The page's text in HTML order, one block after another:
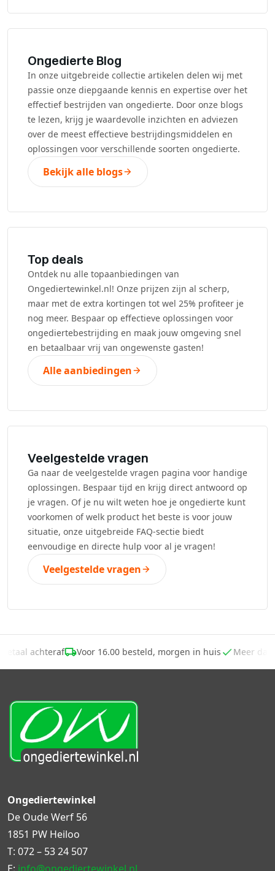
Ongedierte Blog
In onze uitgebreide collectie artikelen delen wij met
passie onze diepgaande kennis en expertise over het
effectief bestrijden van ongedierte. Door onze blogs
te lezen, krijg je waardevolle inzichten en adviezen
over de meest effectieve bestrijdingsmiddelen en
oplossingen voor verschillende soorten ongedierte.
Bekijk alle blogs
Top deals
Ontdek nu alle topaanbiedingen van
Ongediertewinkel.nl! Onze prijzen zijn al scherp,
maar met de extra kortingen tot wel 25% profiteer je
nog meer. Bespaar op effectieve oplossingen voor
ongediertebestrijding en maak jouw omgeving snel
en betaalbaar vrij van ongewenste gasten!
Alle aanbiedingen
Veelgestelde vragen
Ga naar de veelgestelde vragen pagina voor handige
oplossingen. Bespaar tijd en krijg direct antwoord op
je vragen. Of je nu wilt weten hoe je ongedierte kunt
voorkomen of welk product het beste is voor jouw
situatie, onze uitgebreide FAQ-sectie biedt
eenvoudige en directe hulp voor al je vragen!
Veelgestelde vragen
Betaal achteraf Voor 16.00 besteld, morgen in huis Meer
Ongediertewinkel
De Oude Werf 56
1851 PW Heiloo
T: 072 – 53 24 507